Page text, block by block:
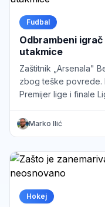
Fudbal
Odbrambeni
utakmice
Zaštitnik „Arsenala"
zbog teške povrede.
Premijer lige i finale
Marko Ilić
Hokej